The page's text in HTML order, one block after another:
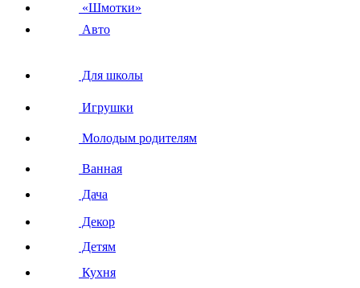
«Шмотки»
Авто
Для школы
Игрушки
Молодым родителям
Ванная
Дача
Декор
Детям
Кухня